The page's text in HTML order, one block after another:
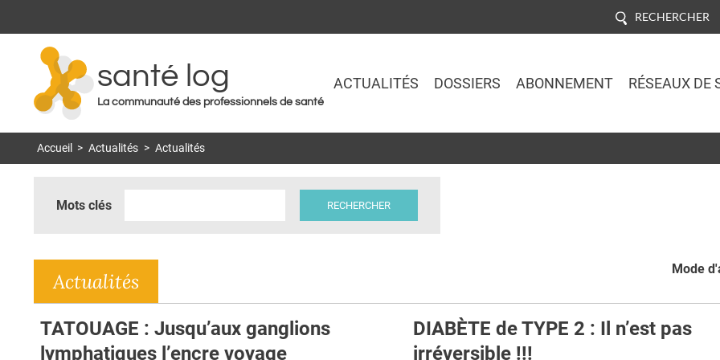
RECHERCHER
santé log
La communauté des professionnels de santé
ACTUALITÉS DOSSIERS ABONNEMENT RÉSEAUX DE
Accueil > Actualités > Actualités
Mots clés
Mode
Actualités
TATOUAGE : Jusqu’aux ganglions
lymphatiques l’encre voyage
DIABÈTE de TYPE 2 : Il n’est pas
irréversible !!!